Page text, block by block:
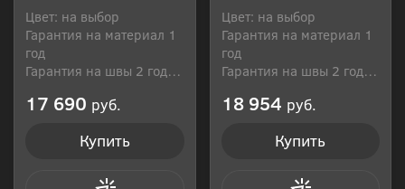
Цвет: на выбор
Гарантия на материал 1
год
Гарантия на швы 2 года
17 690 руб.
Купить
Цвет: на выбор
Гарантия на материал 1
год
Гарантия на швы 2 года
18 954 руб.
Купить